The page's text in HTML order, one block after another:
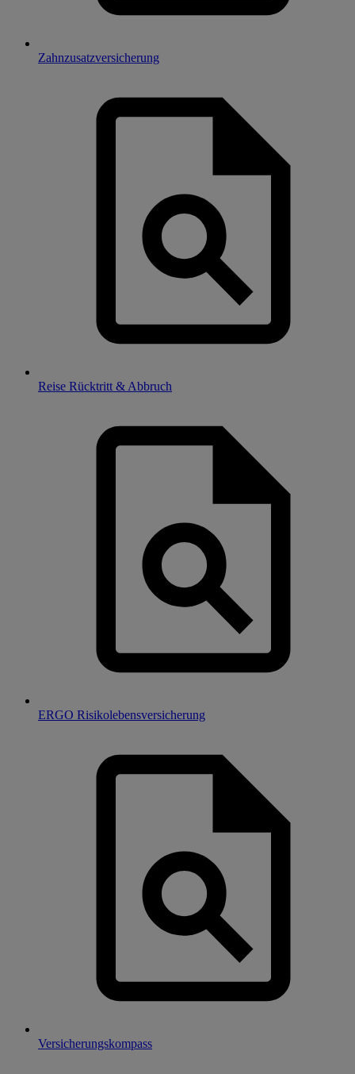
Zahnzusatzversicherung
Reise Rücktritt & Abbruch
ERGO Risikolebensversicherung
Versicherungskompass